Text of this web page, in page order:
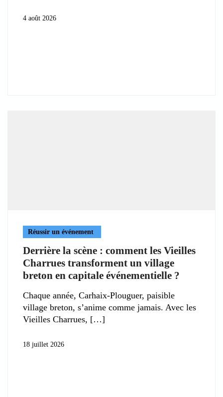
4 août 2026
Réussir un événement
Derrière la scène : comment les Vieilles
Charrues transforment un village
breton en capitale événementielle ?
Chaque année, Carhaix-Plouguer, paisible
village breton, s’anime comme jamais. Avec les
Vieilles Charrues,
18 juillet 2026